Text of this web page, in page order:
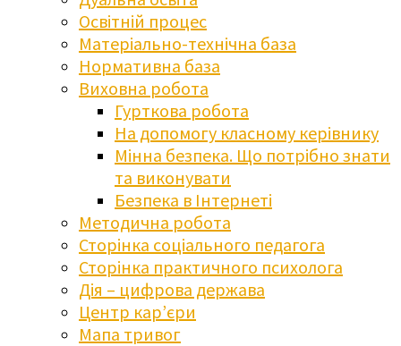
Освітній процес
Матеріально-технічна база
Нормативна база
Виховна робота
Гурткова робота
На допомогу класному керівнику
Мінна безпека. Що потрібно знати
та виконувати
Безпека в Інтернеті
Методична робота
Сторінка соціального педагога
Сторінка практичного психолога
Дія – цифрова держава
Центр кар’єри
Мапа тривог